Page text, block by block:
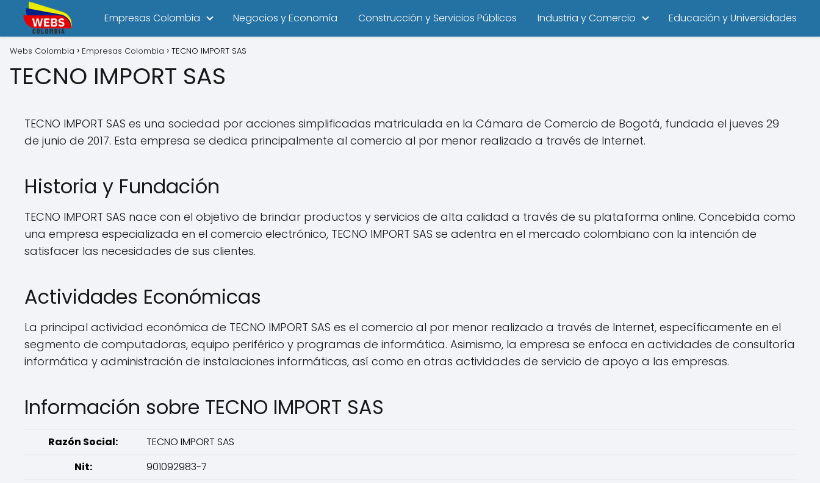
Empresas Colombia Negocios y Economía Construcción y Servicios Públicos Industria y Comercio Educación y Universidades
Webs Colombia Empresas Colombia TECNO IMPORT SAS
TECNO IMPORT SAS
TECNO IMPORT SAS es una sociedad por acciones simplificadas matriculada en la Cámara de Comercio de Bogotá, fundada el jueves 29
de junio de 2017. Esta empresa se dedica principalmente al comercio al por menor realizado a través de Internet.
Historia y Fundación
TECNO IMPORT SAS nace con el objetivo de brindar productos y servicios de alta calidad a través de su plataforma online. Concebida como
una empresa especializada en el comercio electrónico, TECNO IMPORT SAS se adentra en el mercado colombiano con la intención de
satisfacer las necesidades de sus clientes.
Actividades Económicas
La principal actividad económica de TECNO IMPORT SAS es el comercio al por menor realizado a través de Internet, específicamente en el
segmento de computadoras, equipo periférico y programas de informática. Asimismo, la empresa se enfoca en actividades de consultoría
informática y administración de instalaciones informáticas, así como en otras actividades de servicio de apoyo a las empresas.
Información sobre TECNO IMPORT SAS
Razón Social:
TECNO IMPORT SAS
Nit:
901092983-7